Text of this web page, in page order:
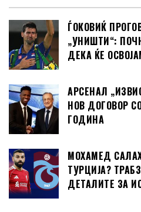
ЃОКОВИЌ
„УНИШТИ“:
ДЕКА ЌЕ
АРСЕНАЛ
НОВ ДОГОВОР
ГОДИНА
МОХАМЕД
ТУРЦИЈА?
ДЕТАЛИТЕ ЗА